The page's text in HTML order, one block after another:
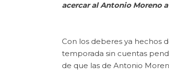
acercar al Antonio Moreno
Con los deberes ya hechos
temporada sin cuentas
de que las de Antonio